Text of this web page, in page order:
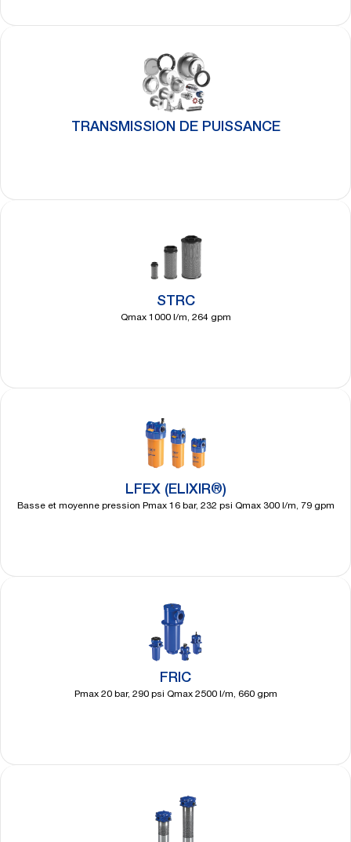
TRANSMISSION DE PUISSANCE
STRC
Qmax 1000 l/m, 264 gpm
LFEX (ELIXIR®)
Basse et moyenne pression Pmax 16 bar, 232 psi Qmax 300 l/m, 79 gpm
FRIC
Pmax 20 bar, 290 psi Qmax 2500 l/m, 660 gpm